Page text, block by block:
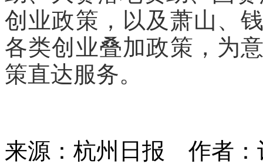
创业政策，以及萧山、
各类创业叠加政策，为
策直达服务。
来源：杭州日报 作者：